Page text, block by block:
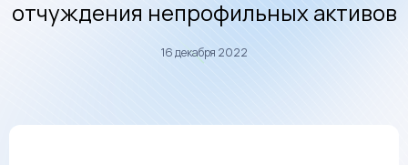
отчуждения непрофильных активов
16 декабря 2022